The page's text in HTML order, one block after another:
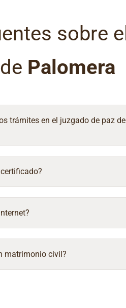
sobre el
Palomera
trámites en el juzgado de paz de
matrimonio civil?